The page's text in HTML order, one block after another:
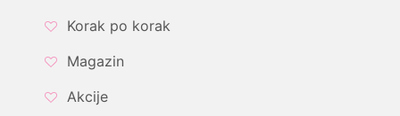
Korak po korak
Magazin
Akcije